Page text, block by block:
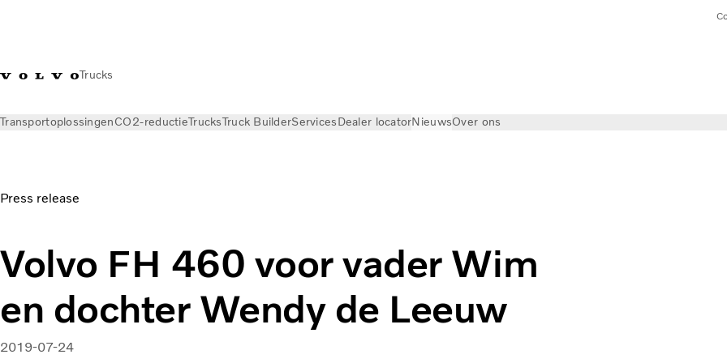
Trucks
TransportoplossingenCO2-reductieTrucksTruck BuilderServicesDealer locatorNieuwsOver ons
Press release
Volvo FH 460 voor vader Wim
en dochter Wendy de Leeuw
2019-07-24